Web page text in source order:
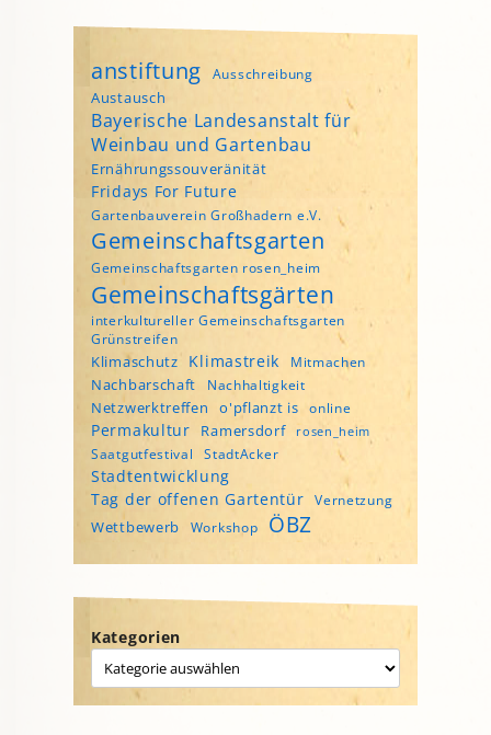
anstiftung Ausschreibung
Austausch
Bayerische Landesanstalt für
Weinbau und Gartenbau
Ernährungssouveränität
Fridays For Future
Gartenbauverein Großhadern e.V.
Gemeinschaftsgarten
Gemeinschaftsgarten rosen_heim
Gemeinschaftsgärten
interkultureller Gemeinschaftsgarten
Grünstreifen
Klimaschutz Klimastreik Mitmachen
Nachbarschaft Nachhaltigkeit
Netzwerktreffen o'pflanzt is online
Permakultur Ramersdorf rosen_heim
Saatgutfestival StadtAcker
Stadtentwicklung
Tag der offenen Gartentür
Vernetzung
Wettbewerb Workshop ÖBZ
Kategorien